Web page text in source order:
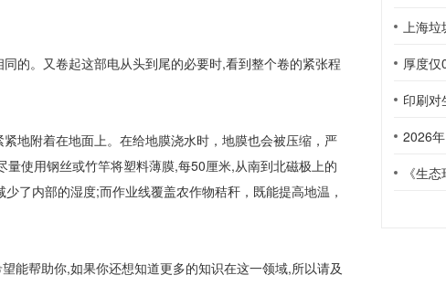
的。又卷起这部电从头到尾的必要时,看到整个卷的紧张程
地附着在地面上。在给地膜浇水时，地膜也会被压缩，严
使用钢丝或竹竿将塑料薄膜,每50厘米,从南到北磁极上的
了内部的湿度;而作业线覆盖农作物秸秆，既能提高地温，
能帮助你,如果你还想知道更多的知识在这一领域,所以请及